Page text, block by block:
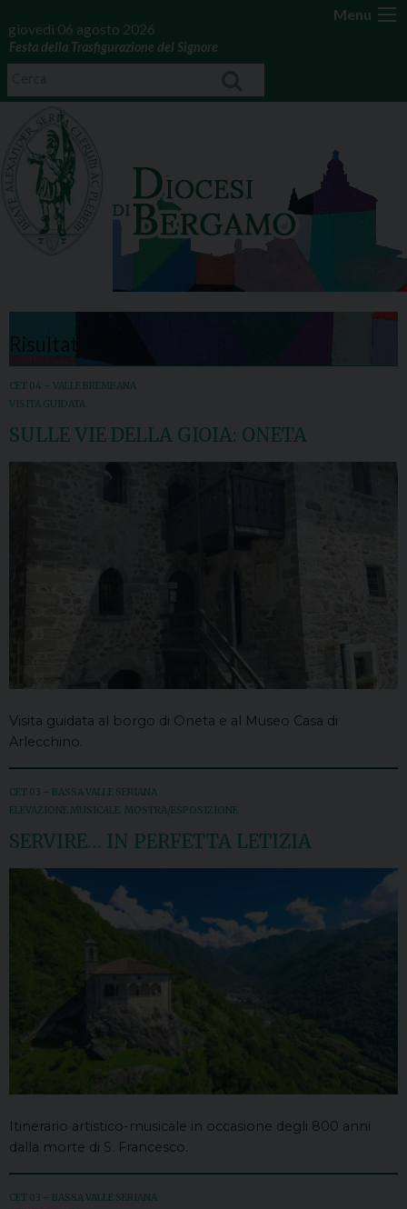
Menu
giovedì 06 agosto 2026
Festa della Trasfigurazione del Signore
Risultati per:
CET 04 – VALLE BREMBANA
VISITA GUIDATA
SULLE VIE DELLA GIOIA: ONETA
Visita guidata al borgo di Oneta e al Museo Casa di
Arlecchino.
CET 03 – BASSA VALLE SERIANA
ELEVAZIONE MUSICALE MOSTRA/ESPOSIZIONE
SERVIRE… IN PERFETTA LETIZIA
Itinerario artistico-musicale in occasione degli 800 anni
dalla morte di S. Francesco.
CET 03 – BASSA VALLE SERIANA